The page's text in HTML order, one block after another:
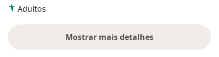
Adultos
Mostrar mais detalhes
sobre a experiência